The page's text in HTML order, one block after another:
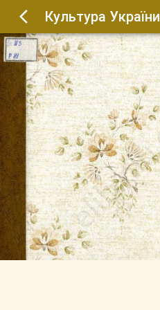
Культура України